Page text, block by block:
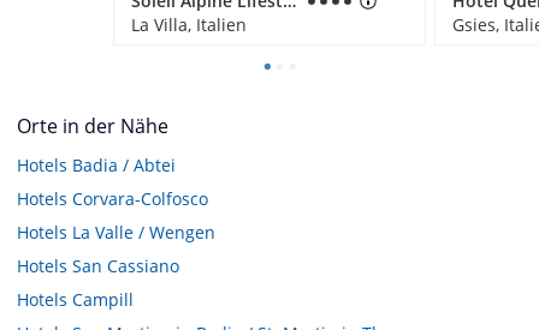
La Villa, Italien
Gsies,
Orte in der Nähe
Hotels Badia / Abtei
Hotels Corvara-Colfosco
Hotels La Valle / Wengen
Hotels San Cassiano
Hotels Campill